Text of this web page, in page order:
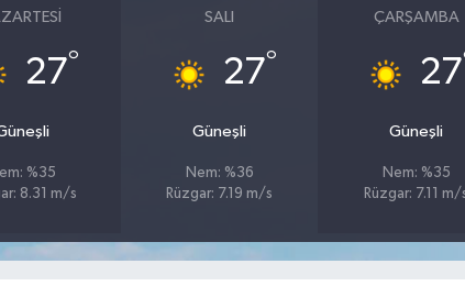
27°
%35
8.31 m/s
SALI
27°
Güneşli
Nem: %36
Rüzgar: 7.19 m/s
ÇARŞAMBA
27
Güneşli
Nem: %35
Rüzgar: 7.11 m/